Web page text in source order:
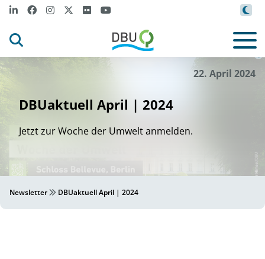
DBU
22. April 2024
DBUaktuell April | 2024
Jetzt zur Woche der Umwelt anmelden.
Newsletter DBUaktuell April | 2024